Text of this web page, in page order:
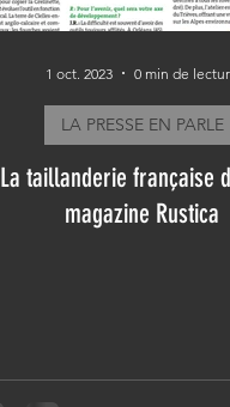
La taillanderie française
magazine Rustica
LA PRESSE EN PARLE
1 oct. 2023 0 min de